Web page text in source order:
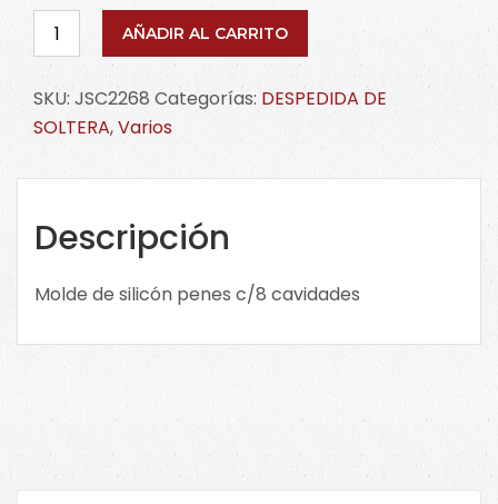
Molde
de
silicón
penes
c/8
cantidad
AÑADIR AL CARRITO
SKU: JSC2268 Categorías: DESPEDIDA DE
SOLTERA,Varios
Descripción
Molde de silicón penes c/8 cavidades